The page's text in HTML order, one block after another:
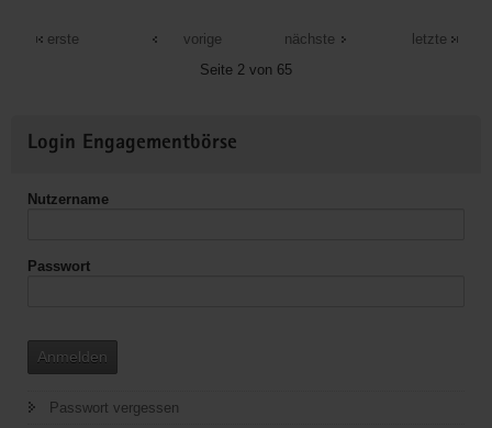
erste
vorige
Seite 2 von 65
nächste letzte
Informationen
Login Engagementbörse
Nutzername
Passwort
Anmelden
Passwort vergessen